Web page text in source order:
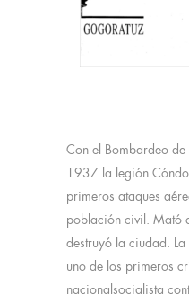
Con el Bombardeo
1937 la legión
primeros ataques
población civil. Mató
destruyó la ciudad.
uno de los primeros
nacionalsocialista